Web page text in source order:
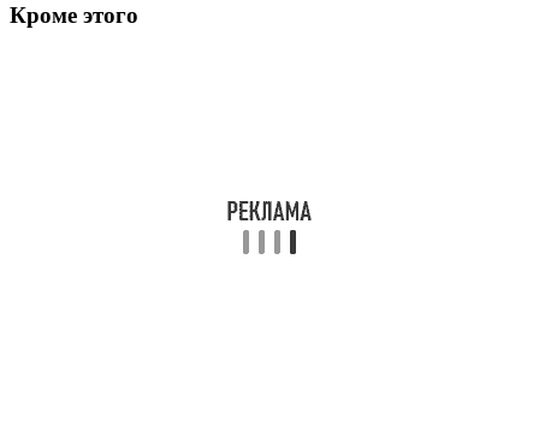
Кроме этого